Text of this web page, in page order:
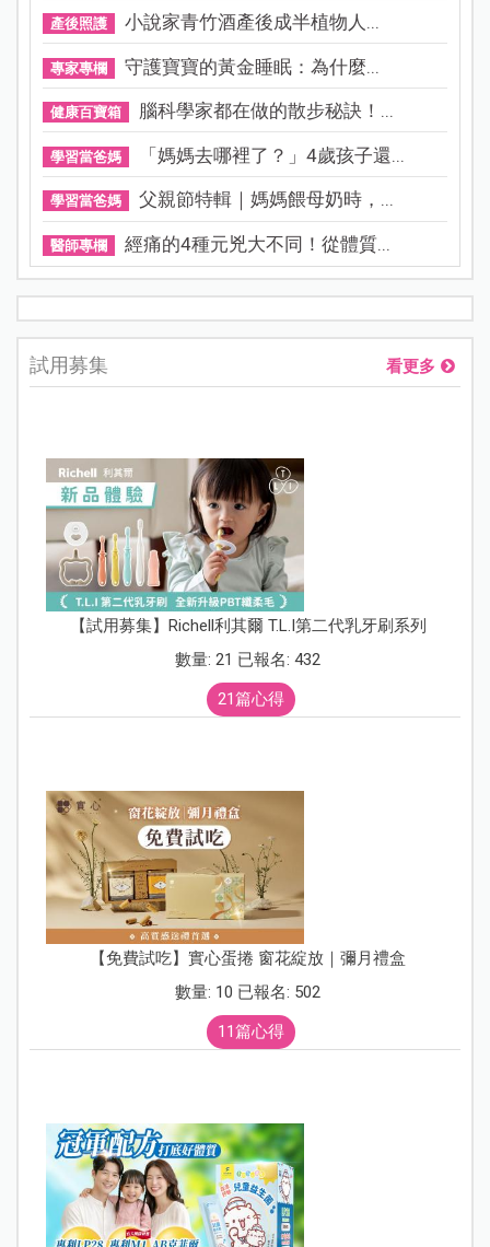
產後照護 小說家青竹酒產後成半植物人...
專家專欄 守護寶寶的黃金睡眠：為什麼...
健康百寶箱 腦科學家都在做的散步秘訣！...
學習當爸媽 「媽媽去哪裡了？」4歲孩子還...
學習當爸媽 父親節特輯｜媽媽餵母奶時，...
醫師專欄 經痛的4種元兇大不同！從體質...
試用募集 看更多
【試用募集】Richell利其爾 T.L.I第二代乳牙刷系列
數量: 21 已報名: 432
21篇心得
【免費試吃】實心蛋捲 窗花綻放｜彌月禮盒
數量: 10 已報名: 502
11篇心得